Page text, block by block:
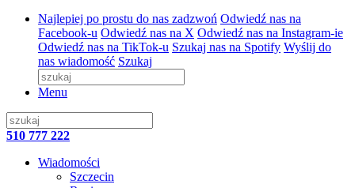
Najlepiej po prostu do nas zadzwoń Odwiedź nas na
Facebook-u Odwiedź nas na X Odwiedź nas na Instagram-ie
Odwiedź nas na TikTok-u Szukaj nas na Spotify Wyślij do
nas wiadomość Szukaj
Menu
510 777 222
Wiadomości
Szczecin